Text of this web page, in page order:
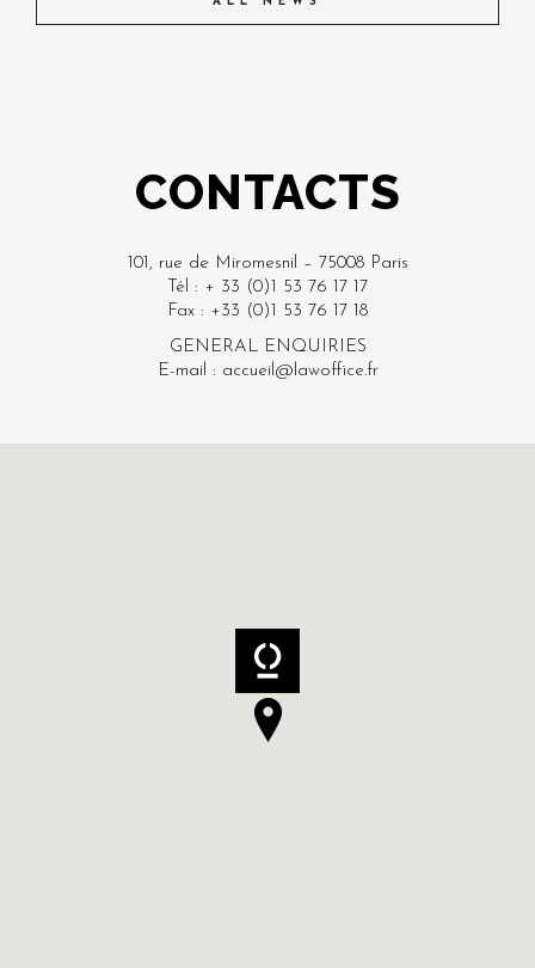
CONTACTS
101, rue de Miromesnil – 75008 Paris
Tél : + 33 (0)1 53 76 17 17
Fax : +33 (0)1 53 76 17 18
GENERAL ENQUIRIES
E-mail : accueil@lawoffice.fr